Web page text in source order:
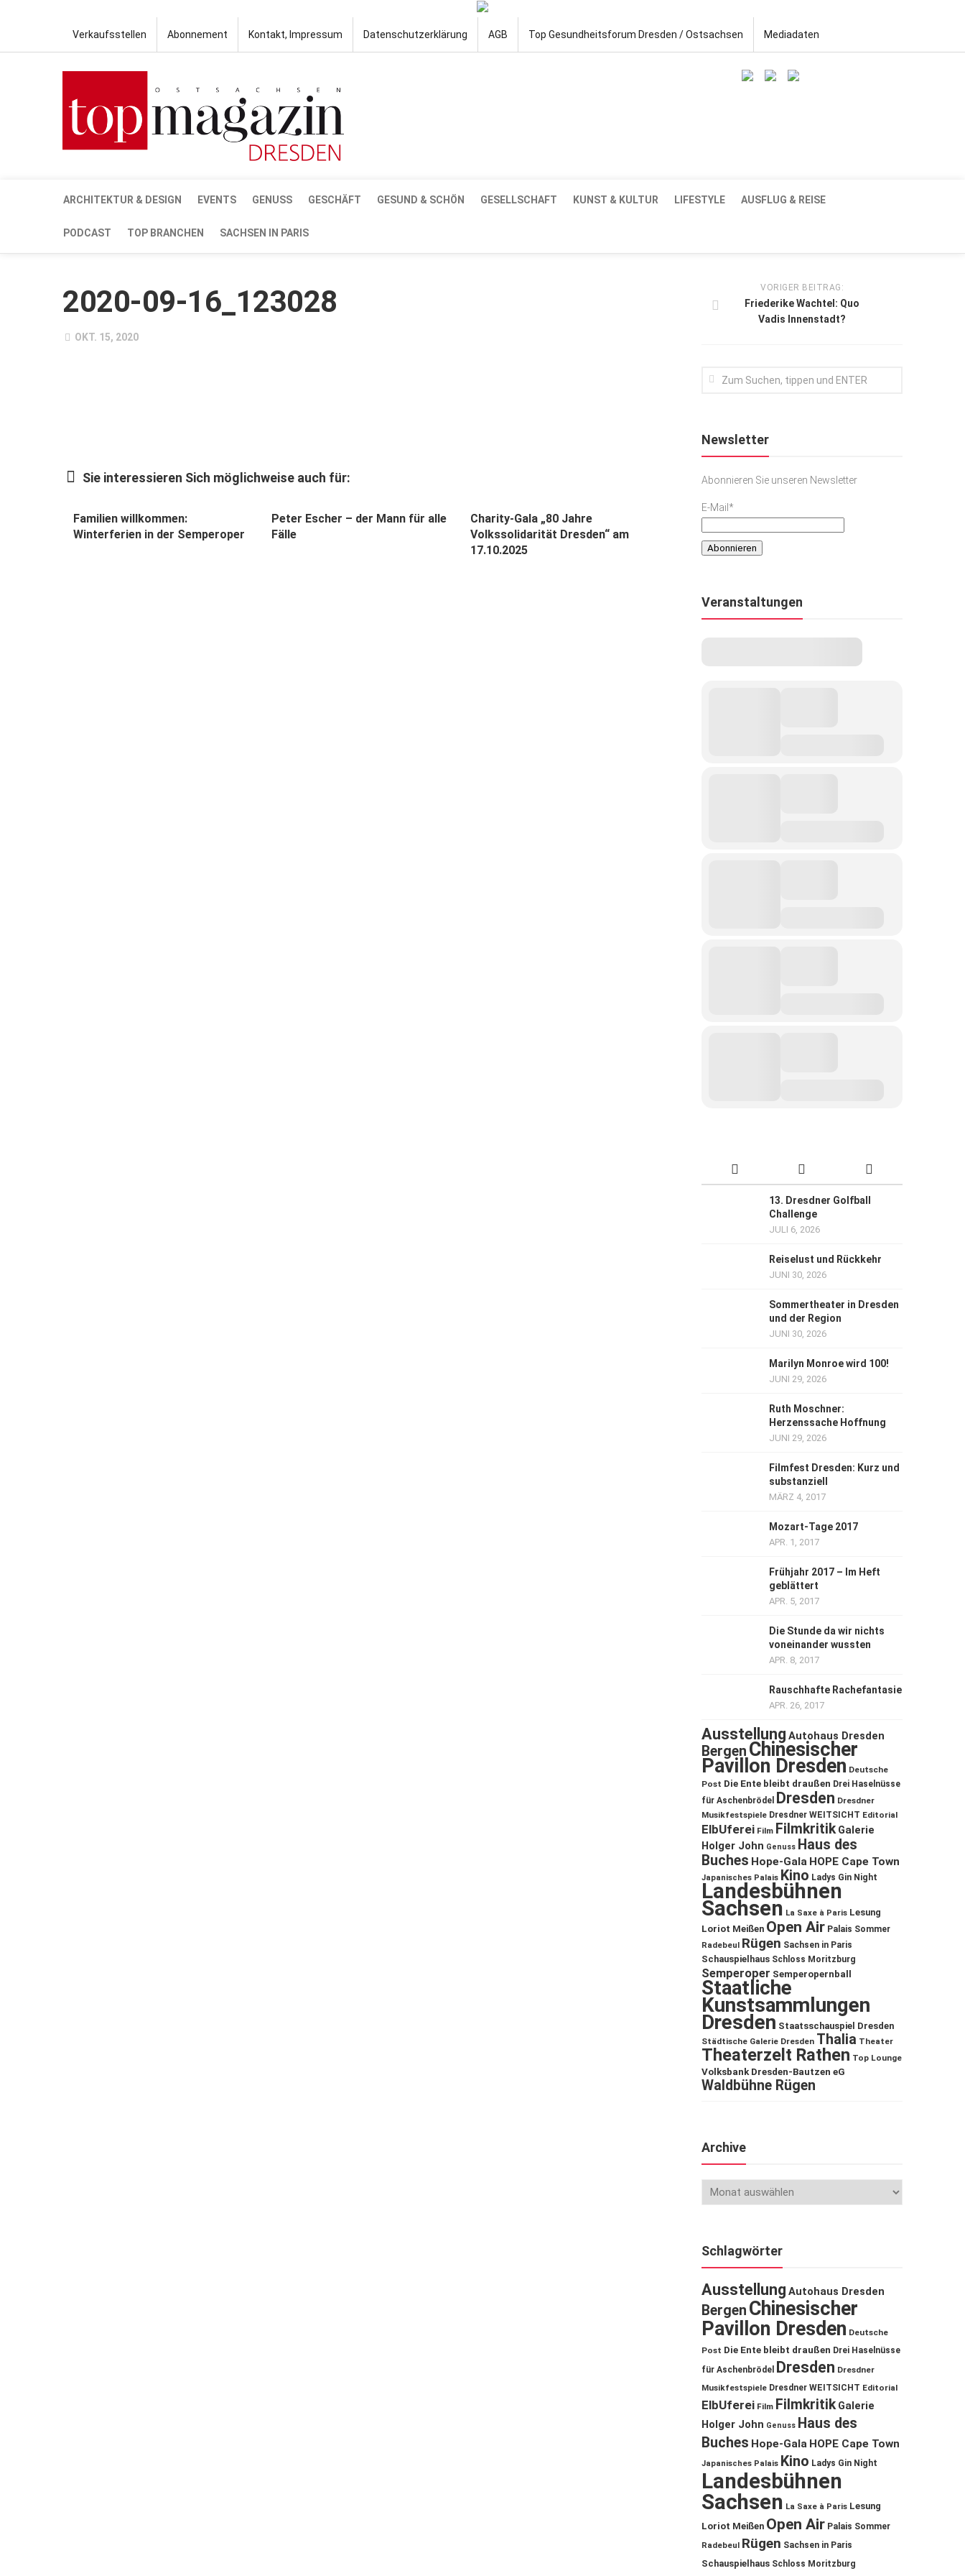
Verkaufsstellen Abonnement Kontakt, Impressum Datenschutzerklärung AGB Top Gesundheitsforum Dresden / Ostsachsen Mediadaten
ARCHITEKTUR & DESIGN EVENTS GENUSS GESCHÄFT GESUND & SCHÖN GESELLSCHAFT KUNST & KULTUR LIFESTYLE AUSFLUG & REISE
PODCAST TOP BRANCHEN SACHSEN IN PARIS
2020-09-16_123028
OKT. 15, 2020
Sie interessieren Sich möglichweise auch für:
Familien willkommen:
Winterferien in der Semperoper
Peter Escher – der Mann für alle
Fälle
Charity-Gala „80 Jahre
Volkssolidarität Dresden“ am
17.10.2025
VORIGER BEITRAG:
Friederike Wachtel: Quo
Vadis Innenstadt?
Newsletter
Abonnieren Sie unseren Newsletter
E-Mail*
Veranstaltungen
13. Dresdner Golfball
Challenge
JULI 6, 2026
Reiselust und Rückkehr
JUNI 30, 2026
Sommertheater in Dresden
und der Region
JUNI 30, 2026
Marilyn Monroe wird 100!
JUNI 29, 2026
Ruth Moschner:
Herzenssache Hoffnung
JUNI 29, 2026
Filmfest Dresden: Kurz und
substanziell
MÄRZ 4, 2017
Mozart-Tage 2017
APR. 1, 2017
Frühjahr 2017 – Im Heft
geblättert
APR. 5, 2017
Die Stunde da wir nichts
voneinander wussten
APR. 8, 2017
Rauschhafte Rachefantasie
APR. 26, 2017
Ausstellung Autohaus Dresden
Bergen Chinesischer
Pavillon Dresden Deutsche
Post Die Ente bleibt draußen Drei Haselnüsse
für Aschenbrödel
Dresden Dresdner
Musikfestspiele Dresdner WEITSICHT Editorial
ElbUferei Film Filmkritik Galerie
Holger John Genuss Haus des
Buches Hope-Gala HOPE Cape Town
Japanisches Palais Kino Ladys Gin Night
Landesbühnen
Sachsen La Saxe à Paris Lesung
Loriot Meißen Open Air Palais Sommer
Radebeul Rügen Sachsen in Paris
Schauspielhaus Schloss Moritzburg
Semperoper Semperopernball
Staatliche
Kunstsammlungen
Dresden Staatsschauspiel Dresden
Städtische Galerie Dresden Thalia Theater
Theaterzelt Rathen Top Lounge
Volksbank Dresden-Bautzen eG
Waldbühne Rügen
Archive
Schlagwörter
Ausstellung Autohaus Dresden
Bergen Chinesischer
Pavillon Dresden Deutsche
Post Die Ente bleibt draußen Drei Haselnüsse
für Aschenbrödel
Dresden Dresdner
Musikfestspiele Dresdner WEITSICHT Editorial
ElbUferei Film Filmkritik Galerie
Holger John Genuss Haus des
Buches Hope-Gala HOPE Cape Town
Japanisches Palais Kino Ladys Gin Night
Landesbühnen
Sachsen La Saxe à Paris Lesung
Loriot Meißen Open Air Palais Sommer
Radebeul Rügen Sachsen in Paris
Schauspielhaus Schloss Moritzburg